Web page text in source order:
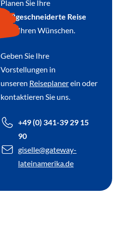
Planen Sie Ihre
maßgeschneiderte Reise
nach Ihren Wünschen.
Geben Sie Ihre
Vorstellungen in
unseren Reiseplanerein oder
kontaktieren Sie uns.
+49 (0) 341-39 29 15
90
giselle@gateway-
lateinamerika.de